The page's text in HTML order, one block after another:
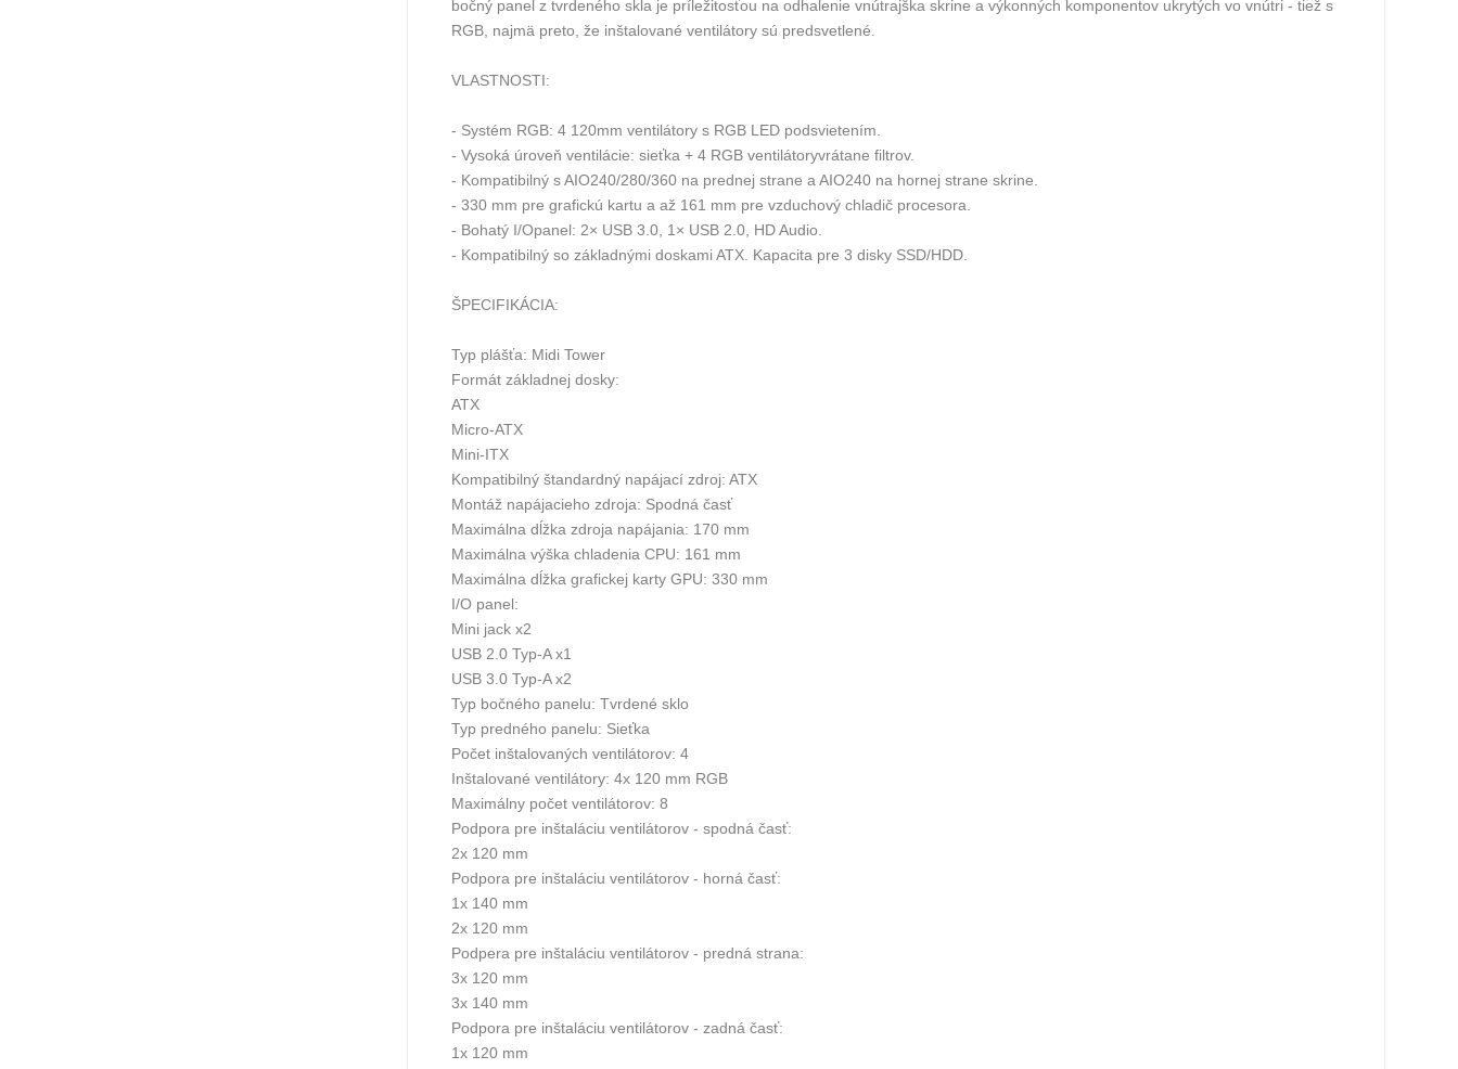
bočný panel z tvrdeného skla je príležitosťou na odhalenie vnútrajška skrine a výkonných komponentov ukrytých vo vnútri - tiež s
RGB, najmä preto, že inštalované ventilátory sú predsvetlené.
VLASTNOSTI:
- Systém RGB: 4 120mm ventilátory s RGB LED podsvietením.
- Vysoká úroveň ventilácie: sieťka + 4 RGB ventilátoryvrátane filtrov.
- Kompatibilný s AIO240/280/360 na prednej strane a AIO240 na hornej strane skrine.
- 330 mm pre grafickú kartu a až 161 mm pre vzduchový chladič procesora.
- Bohatý I/Opanel: 2× USB 3.0, 1× USB 2.0, HD Audio.
- Kompatibilný so základnými doskami ATX. Kapacita pre 3 disky SSD/HDD.
ŠPECIFIKÁCIA:
Typ plášťa: Midi Tower
Formát základnej dosky:
ATX
Micro-ATX
Mini-ITX
Kompatibilný štandardný napájací zdroj: ATX
Montáž napájacieho zdroja: Spodná časť
Maximálna dĺžka zdroja napájania: 170 mm
Maximálna výška chladenia CPU: 161 mm
Maximálna dĺžka grafickej karty GPU: 330 mm
I/O panel:
Mini jack x2
USB 2.0 Typ-A x1
USB 3.0 Typ-A x2
Typ bočného panelu: Tvrdené sklo
Typ predného panelu: Sieťka
Počet inštalovaných ventilátorov: 4
Inštalované ventilátory: 4x 120 mm RGB
Maximálny počet ventilátorov: 8
Podpora pre inštaláciu ventilátorov - spodná časť:
2x 120 mm
Podpora pre inštaláciu ventilátorov - horná časť:
1x 140 mm
2x 120 mm
Podpera pre inštaláciu ventilátorov - predná strana:
3x 120 mm
3x 140 mm
Podpora pre inštaláciu ventilátorov - zadná časť:
1x 120 mm